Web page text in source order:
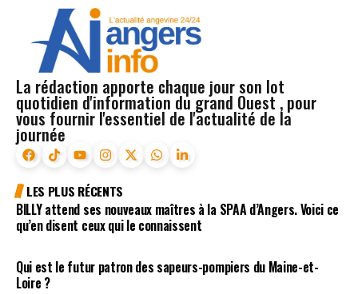
La rédaction apporte chaque jour son lot
quotidien d'information du grand Ouest , pour
vous fournir l'essentiel de l'actualité de la
journée
LES PLUS RÉCENTS
BILLY attend ses nouveaux maîtres à la SPAA d’Angers. Voici ce
qu’en disent ceux qui le connaissent
Qui est le futur patron des sapeurs-pompiers du Maine-et-
Loire ?